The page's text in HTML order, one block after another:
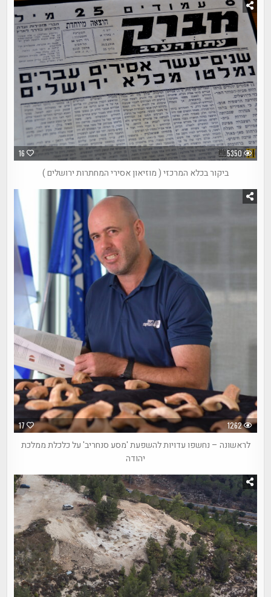
16 5350
ביקור בכלא המרכזי ( מוזיאון אסירי המחתרות ירושלים )
17 1262
לראשונה – נחשפו עדויות להשפעת 'מסע סנחריב' על כלכלת ממלכת
יהודה